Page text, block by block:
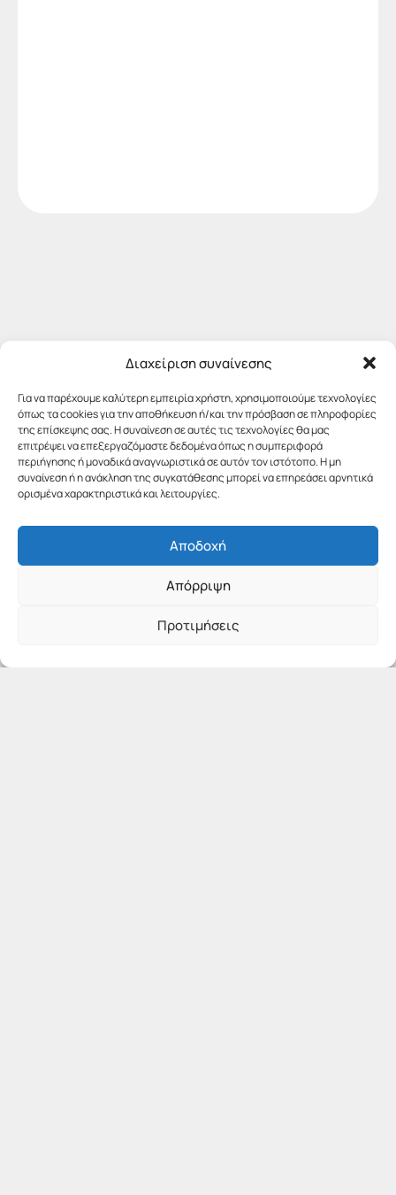
Διαχείριση συναίνεσης
Για να παρέχουμε καλύτερη εμπειρία χρήστη, χρησιμοποιούμε τεχνολογίες
όπως τα cookies για την αποθήκευση ή/και την πρόσβαση σε πληροφορίες
της επίσκεψης σας. Η συναίνεση σε αυτές τις τεχνολογίες θα μας
επιτρέψει να επεξεργαζόμαστε δεδομένα όπως η συμπεριφορά
περιήγησης ή μοναδικά αναγνωριστικά σε αυτόν τον ιστότοπο. Η μη
συναίνεση ή η ανάκληση της συγκατάθεσης μπορεί να επηρεάσει αρνητικά
ορισμένα χαρακτηριστικά και λειτουργίες.
Αποδοχή
Απόρριψη
Προτιμήσεις